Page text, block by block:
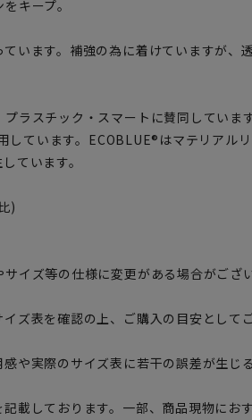
キープ。
います。補強の為に着けていますが、
ラスチック・スマートに賛同していま
しています。ECOBLUE®はマテリアル
ています。
)
イズ等の仕様に変更がある場合がござ
ズ表を確認の上、ご購入の目安として
や実際のサイズ表に若干の誤差が生じ
載しております。一部、商品現物にお